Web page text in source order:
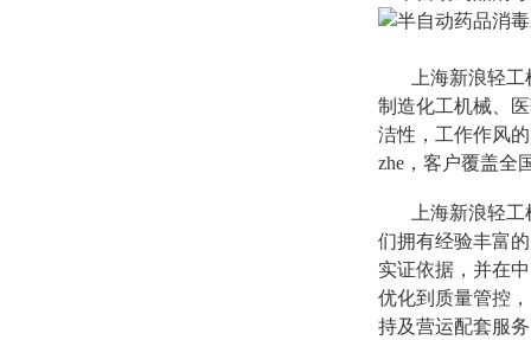
上海新浪轻工机
制造化工机械、
洁性，工作作风
zhe，客户覆盖全
上海新浪轻工机
们拥有经验丰富
实证依据，并在
优化到质量管控，
持及营运配套服